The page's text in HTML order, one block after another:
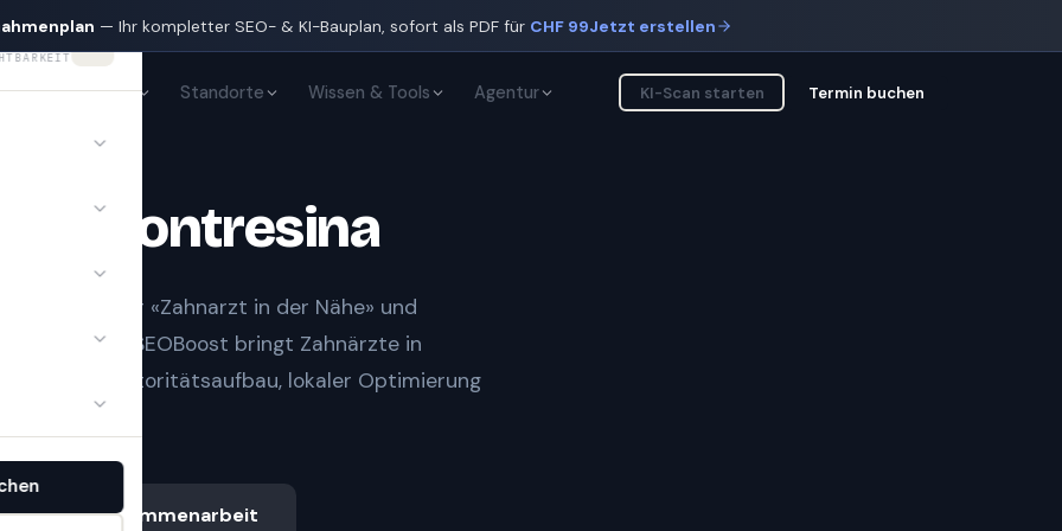
— Ihr kompletter SEO- & KI-Bauplan, sofort als PDF für CHF 99Jetzt erstellen
KI-Sichtbarkeit Standorte Wissen & Tools Agentur KI-Scan starten Termin buchen
inPontresina
Notfall» oder «Zahnarzt in der Nähe» und
Treffern.
SEOBoost bringt Zahnärzte in
Autoritätsaufbau, lokaler Optimierung
Ablauf & Zusammenarbeit